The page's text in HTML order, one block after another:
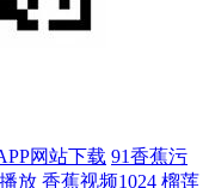
网站下载 91香蕉污
放 香蕉视频1024 榴莲